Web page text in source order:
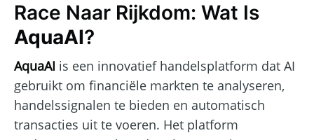
Race Naar Rijkdom: Wat Is
AquaAI?
AquaAI is een innovatief handelsplatform dat AI
gebruikt om financiële markten te analyseren,
handelssignalen te bieden en automatisch
transacties uit te voeren. Het platform